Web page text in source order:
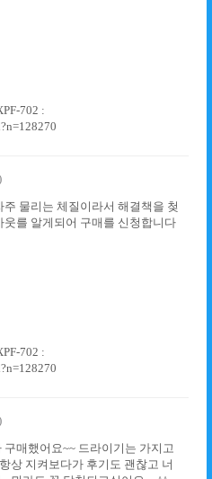
702 :
물리는 체질이라서 해결책을 첮
를 알게되어 구매를 신청합니다
702 :
매했어요~~ 드라이기는 가지고
상 지켜보다가 후기도 괜찮고 너